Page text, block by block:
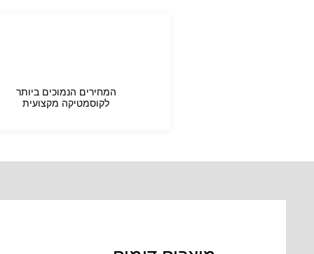
המחירים הנמוכים ביותר
לקוסמטיקה מקצועית